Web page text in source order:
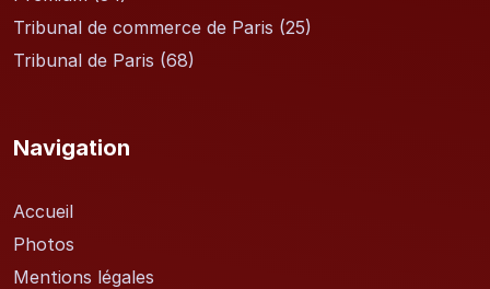
Tribunal de commerce de Paris (25)
Tribunal de Paris (68)
Navigation
Accueil
Photos
Mentions légales